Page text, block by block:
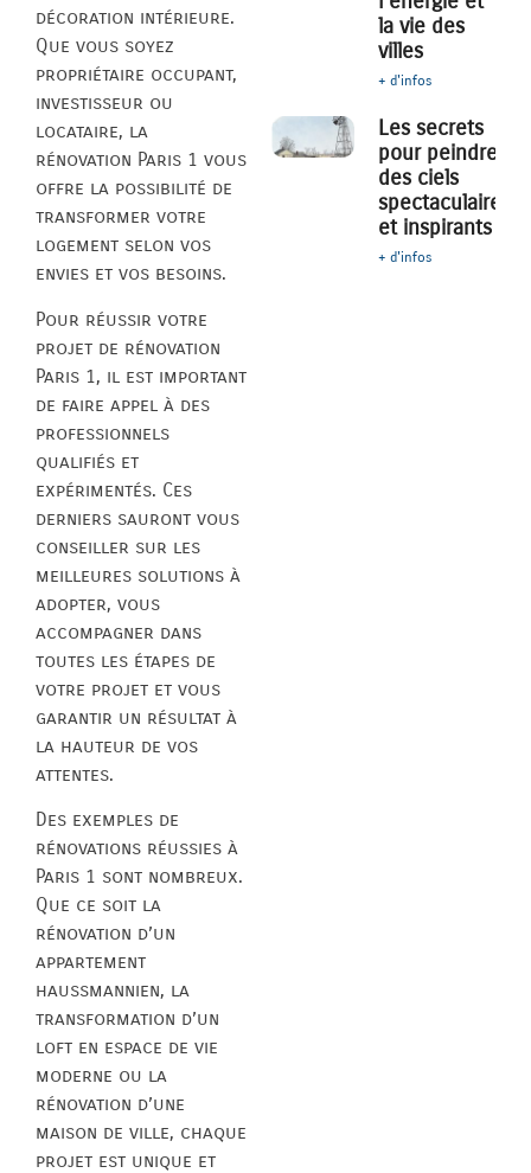
décoration intérieure.
Que vous soyez
propriétaire occupant,
investisseur ou
locataire, la
rénovation Paris 1 vous
offre la possibilité de
transformer votre
logement selon vos
envies et vos besoins.
Pour réussir votre
projet de rénovation
Paris 1, il est important
de faire appel à des
professionnels
qualifiés et
expérimentés. Ces
derniers sauront vous
conseiller sur les
meilleures solutions à
adopter, vous
accompagner dans
toutes les étapes de
votre projet et vous
garantir un résultat à
la hauteur de vos
attentes.
Des exemples de
rénovations réussies à
Paris 1 sont nombreux.
Que ce soit la
rénovation d’un
appartement
haussmannien, la
transformation d’un
loft en espace de vie
moderne ou la
rénovation d’une
maison de ville, chaque
projet est unique et
la vie des
villes
+ d'infos
Les secrets
pour peindre
des ciels
spectaculaires
et inspirants
+ d'infos